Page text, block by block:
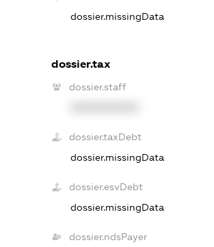
dossier.missingData
dossier.tax
dossier.staff
dossier.taxDebt
dossier.missingData
dossier.esvDebt
dossier.missingData
dossier.ndsPayer